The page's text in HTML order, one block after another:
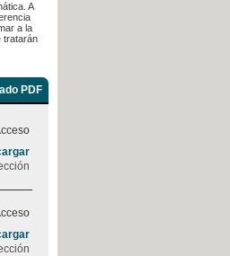
A
a la
tratarán
PDF